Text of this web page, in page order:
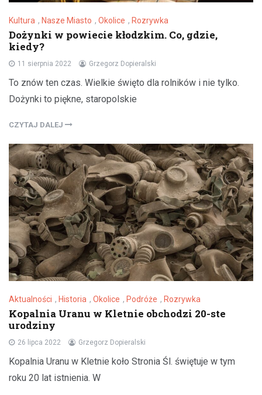
Kultura , Nasze Miasto , Okolice , Rozrywka
Dożynki w powiecie kłodzkim. Co, gdzie,
kiedy?
11 sierpnia 2022 Grzegorz Dopieralski
To znów ten czas. Wielkie święto dla rolników i nie tylko.
Dożynki to piękne, staropolskie
CZYTAJ DALEJ
Aktualności , Historia , Okolice , Podróże , Rozrywka
Kopalnia Uranu w Kletnie obchodzi 20-ste
urodziny
26 lipca 2022 Grzegorz Dopieralski
Kopalnia Uranu w Kletnie koło Stronia Śl. świętuje w tym
roku 20 lat istnienia. W